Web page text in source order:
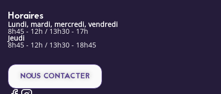
Horaires
Lundi, mardi, mercredi, vendredi
8h45 - 12h / 13h30 - 17h
Jeudi
8h45 - 12h / 13h30 - 18h45
NOUS CONTACTER